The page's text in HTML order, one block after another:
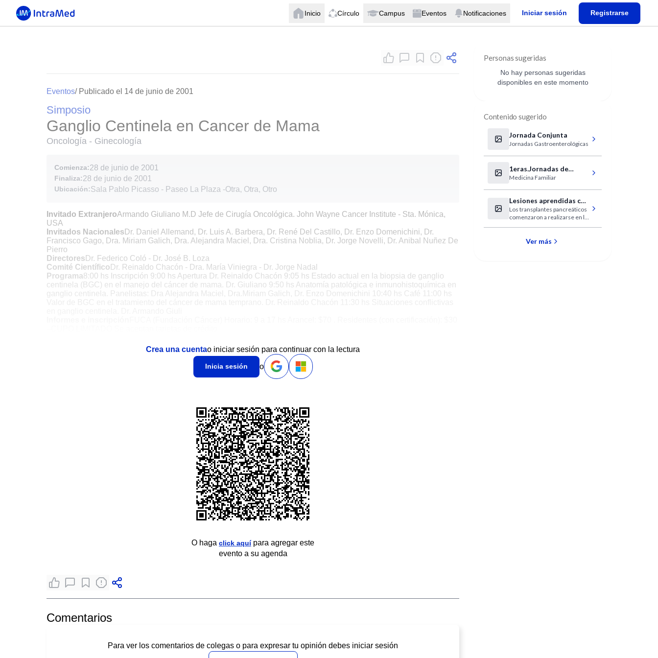
Inicio Círculo Campus Eventos Notificaciones Iniciar sesión Registrarse
Eventos/ Publicado el 14 de junio de 2001
Simposio
Ganglio Centinela en Cancer de Mama
Oncología - Ginecología
Comienza:28 de junio de 2001
Finaliza:28 de junio de 2001
Ubicación:Sala Pablo Picasso - Paseo La Plaza -Otra, Otra, Otro
Invitado ExtranjeroArmando Giuliano M.D Jefe de Cirugía Oncológica. John Wayne Cancer Institute - Sta. Mónica,
USA
Invitados Nacionales Dr. Daniel Allemand, Dr. Luis A. Barbera, Dr. René Del Castillo, Dr. Enzo Domenichini, Dr.
Francisco Gago, Dra. Miriam Galich, Dra. Alejandra Maciel, Dra. Cristina Noblia, Dr. Jorge Novelli, Dr. Anibal Nuñez De
Pierro
Directores Dr. Federico Coló - Dr. José B. Loza
Comité Científico Dr. Reinaldo Chacón - Dra. María Viniegra - Dr. Jorge Nadal
Programa8:00 hs Inscripción 9:00 hs Apertura Dr. Reinaldo Chacón 9:05 hs Estado actual en la biopsia de ganglio
centinela (BGC) en el manejo del cáncer de mama. Dr. Giuliano 9:50 hs Anatomía patológica e inmunohistoquímica en
ganglio centinela. Panelistas: Dra Alejandra Maciel, Dra.Miriam Galich, Dr. Enzo Domenichini 10:40 hs Café 11:00 hs
Crea una cuentao iniciar sesión para continuar con la lectura
Inicia sesión o
O haga click aquípara agregar este
evento a su agenda
Comentarios
Para ver los comentarios de colegas o para expresar tu opinión debes iniciar sesión
Personas sugeridas
No hay personas sugeridas
disponibles en este momento
Contenido sugerido
Jornada Conjunta
Jornadas Gastroenterológicas
1eras.Jornadas de
Medicina Familiar
Medicina Familiar
Lesiones aprendidas con
más de 1000
transplantes
pancreáticos
Los transplantes pancreáticos
comenzaron a realizarse en la
fracaso altas. A marzo del
Ver más